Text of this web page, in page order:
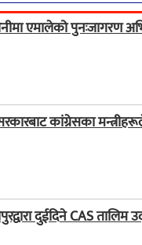
एमालेको पुनःजागरण
कांग्रेसका
दुईदिने CAS तालिम